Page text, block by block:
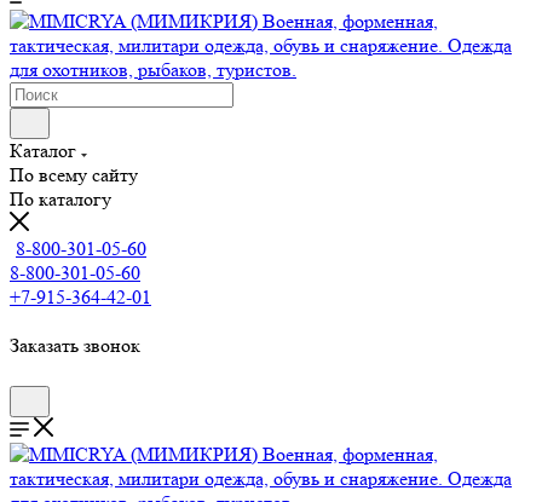
Каталог
По всему сайту
По каталогу
8-800-301-05-60
8-800-301-05-60
+7-915-364-42-01
Заказать звонок